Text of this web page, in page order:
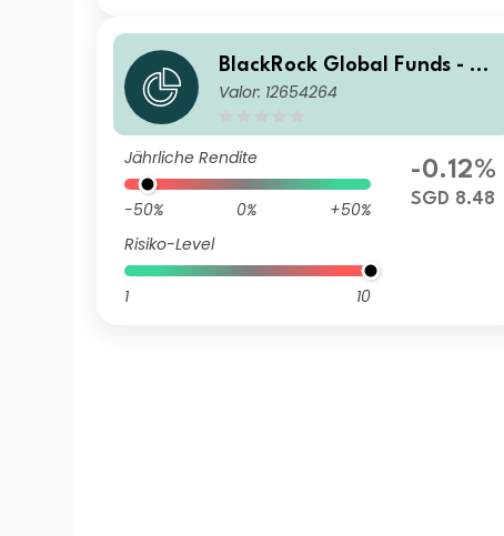
BlackRock Global Funds - US
Dollar High Yield Bond Fund
Valor: 12654264
Jährliche Rendite
-50% 0%
+50%
Risiko-Level
1 10
-0.12%
SGD 8.48